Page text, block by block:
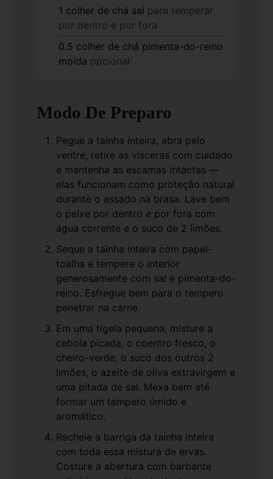
1 colher de chá sal para temperar
por dentro e por fora
0.5 colher de chá pimenta-do-reino
moída opcional
Modo De Preparo
Pegue a tainha inteira, abra pelo
ventre, retire as vísceras com cuidado
e mantenha as escamas intactas —
elas funcionam como proteção natural
durante o assado na brasa. Lave bem
o peixe por dentro e por fora com
água corrente e o suco de 2 limões.
Seque a tainha inteira com papel-
toalha e tempere o interior
generosamente com sal e pimenta-do-
reino. Esfregue bem para o tempero
penetrar na carne.
Em uma tigela pequena, misture a
cebola picada, o coentro fresco, o
cheiro-verde, o suco dos outros 2
limões, o azeite de oliva extravirgem e
uma pitada de sal. Mexa bem até
formar um tempero úmido e
aromático.
Recheie a barriga da tainha inteira
com toda essa mistura de ervas.
Costure a abertura com barbante